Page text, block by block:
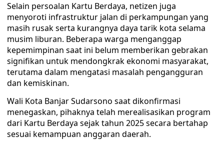
Selain persoalan Kartu Berdaya, netizen juga
menyoroti infrastruktur jalan di perkampungan yang
masih rusak serta kurangnya daya tarik kota selama
musim liburan. Beberapa warga menganggap
kepemimpinan saat ini belum memberikan gebrakan
signifikan untuk mendongkrak ekonomi masyarakat,
terutama dalam mengatasi masalah pengangguran
dan kemiskinan.
Wali Kota Banjar Sudarsono saat dikonfirmasi
menegaskan, pihaknya telah merealisasikan program
dari Kartu Berdaya sejak tahun 2025 secara bertahap
sesuai kemampuan anggaran daerah.